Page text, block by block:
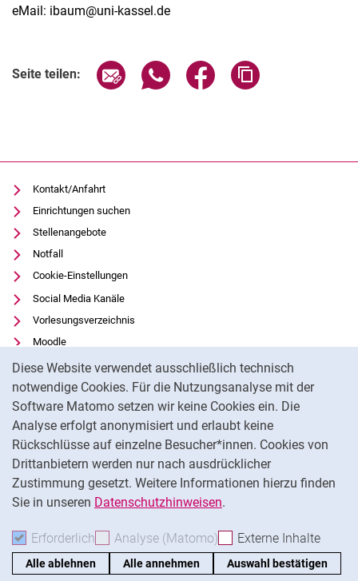
Diese Website verwendet ausschließlich technisch
notwendige Cookies. Für die Nutzungsanalyse mit der
Software Matomo setzen wir keine Cookies ein. Die
Analyse erfolgt anonymisiert und erlaubt keine
Rückschlüsse auf einzelne Besucher*innen. Cookies von
Drittanbietern werden nur nach ausdrücklicher
Zustimmung gesetzt. Weitere Informationen hierzu finden
Sie in unseren Datenschutzhinweisen.
Erforderlich Erforderliche Cookies akzeptieren
Analyse (Matomo) Analyse-Cookies
Externe Inhalte
Alle ablehnen Alle annehmen Auswahl bestätigen
eMail: ibaum@uni-kassel.de
Seite teilen: Seite über E-Mail teilen
Seite über WhatsApp teilen
Seite über Facebook
Kontakt/Anfahrt
Einrichtungen suchen
Stellenangebote
Notfall
Cookie-Einstellungen
Social Media Kanäle
Vorlesungsverzeichnis
Moodle
Panopto
Universitätsbibliothek
Datenschutz
Barrierefreiheit
Transparenter KI-Einsatz
Impressum